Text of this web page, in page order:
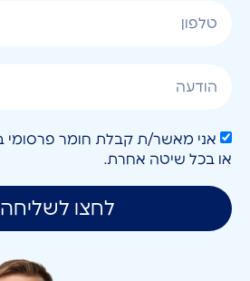
או בכל שיטה אחרת.
לחצו לשליחה